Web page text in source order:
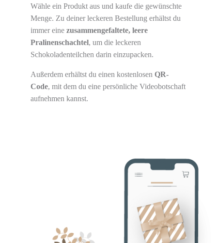
Wähle ein Produkt aus und kaufe die gewünschte
Menge. Zu deiner leckeren Bestellung erhältst du
immer eine zusammengefaltete, leere
Pralinenschachtel, um die leckeren
Schokoladenteilchen darin einzupacken.
Außerdem erhältst du einen kostenlosen QR-
Code, mit dem du eine persönliche Videobotschaft
aufnehmen kannst.